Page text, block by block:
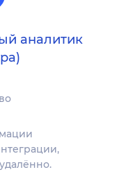
аналитик